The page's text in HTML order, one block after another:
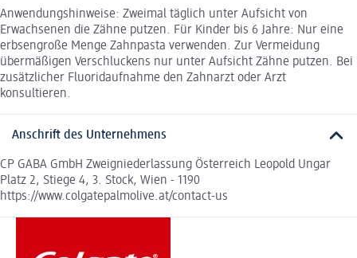
Anwendungshinweise: Zweimal täglich unter Aufsicht von
Erwachsenen die Zähne putzen. Für Kinder bis 6 Jahre: Nur eine
erbsengroße Menge Zahnpasta verwenden. Zur Vermeidung
übermäßigen Verschluckens nur unter Aufsicht Zähne putzen. Bei
zusätzlicher Fluoridaufnahme den Zahnarzt oder Arzt
konsultieren.
Anschrift des Unternehmens
CP GABA GmbH Zweigniederlassung Österreich Leopold Ungar
Platz 2, Stiege 4, 3. Stock, Wien - 1190
https://www.colgatepalmolive.at/contact-us